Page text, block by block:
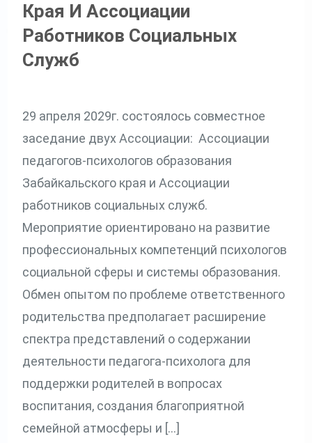
Края И Ассоциации
Работников Социальных
Служб
29 апреля 2029г. состоялось совместное
заседание двух Ассоциации: Ассоциации
педагогов-психологов образования
Забайкальского края и Ассоциации
работников социальных служб.
Мероприятие ориентировано на развитие
профессиональных компетенций психологов
социальной сферы и системы образования.
Обмен опытом по проблеме ответственного
родительства предполагает расширение
спектра представлений о содержании
деятельности педагога-психолога для
поддержки родителей в вопросах
воспитания, создания благоприятной
семейной атмосферы и […]